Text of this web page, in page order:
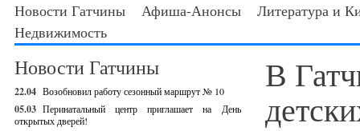
Новости Гатчины Афиша-Анонсы
Литература и
Недвижимость
Новости Гатчины
22.04 Возобновил работу сезонный маршрут № 10
05.03 Перинатальный центр приглашает на День
открытых дверей!
В